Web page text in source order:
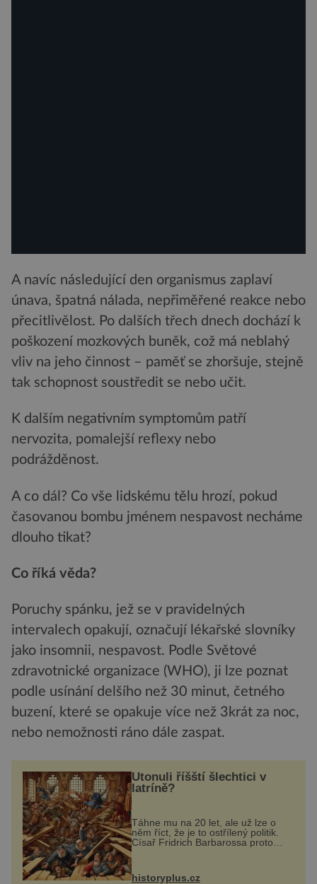
A navíc následující den organismus zaplaví
únava, špatná nálada, nepřiměřené reakce nebo
přecitlivělost. Po dalších třech dnech dochází k
poškození mozkových buněk, což má neblahý
vliv na jeho činnost – paměť se zhoršuje, stejně
tak schopnost soustředit se nebo učit.
K dalším negativním symptomům patří
nervozita, pomalejší reflexy nebo
podrážděnost.
A co dál? Co vše lidskému tělu hrozí, pokud
časovanou bombu jménem nespavost necháme
dlouho tikat?
Co říká věda?
Poruchy spánku, jež se v pravidelných
intervalech opakují, označují lékařské slovníky
jako insomnii, nespavost. Podle Světové
zdravotnické organizace (WHO), ji lze poznat
podle usínání delšího než 30 minut, četného
buzení, které se opakuje více než 3krát za noc,
nebo nemožnosti ráno dále zaspat.
Utonuli říšští šlechtici v
latríně?
Táhne mu na 20 let, ale už lze o
něm říct, že je to ostřílený politik.
Císař Fridrich Barbarossa proto
posílá svého syna a dědice
Jindřicha VI. do Erfurtu, aby se stal
prostředníkem při řešení sporu m...
historyplus.cz